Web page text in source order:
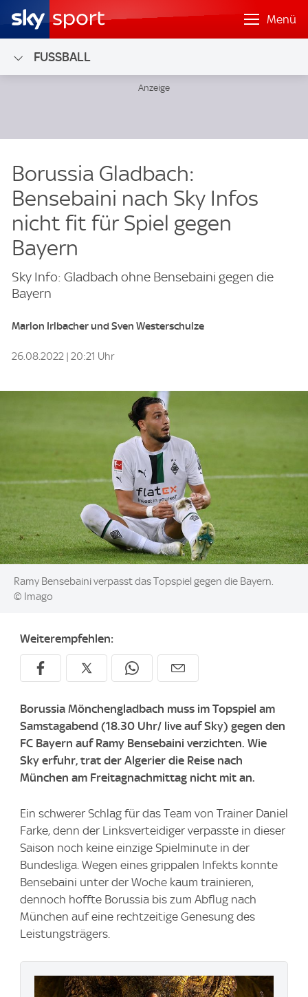
Menü
FUSSBALL
Borussia Gladbach:
Bensebaini nach Sky Infos
nicht fit für Spiel gegen
Bayern
Sky Info: Gladbach ohne Bensebaini gegen die
Bayern
Marlon Irlbacher und Sven Westerschulze
26.08.2022 | 20:21 Uhr
Image:
Ramy Bensebaini verpasst das Topspiel gegen die Bayern.
© Imago
Weiterempfehlen:
Borussia Mönchengladbach muss im Topspiel am
Samstagabend (18.30 Uhr/ live auf Sky) gegen den
FC Bayern auf Ramy Bensebaini verzichten. Wie
Sky erfuhr, trat der Algerier die Reise nach
München am Freitagnachmittag nicht mit an.
Ein schwerer Schlag für das Team von Trainer Daniel
Farke, denn der Linksverteidiger verpasste in dieser
Saison noch keine einzige Spielminute in der
Bundesliga. Wegen eines grippalen Infekts konnte
Bensebaini unter der Woche kaum trainieren,
dennoch hoffte Borussia bis zum Abflug nach
München auf eine rechtzeitige Genesung des
Leistungsträgers.